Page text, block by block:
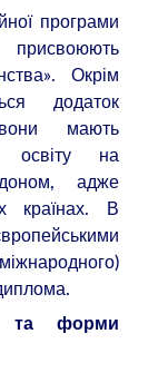
програми
присвоюють
Окрім
додаток
мають
освіту на
адже
країнах. В
та форми